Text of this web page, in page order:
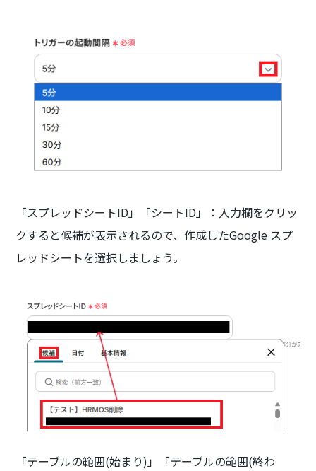
「スプレッドシートID」「シートID」：入力欄をクリッ
クすると候補が表示されるので、作成したGoogle スプ
レッドシートを選択しましょう。
「テーブルの範囲(始まり)」「テーブルの範囲(終わ